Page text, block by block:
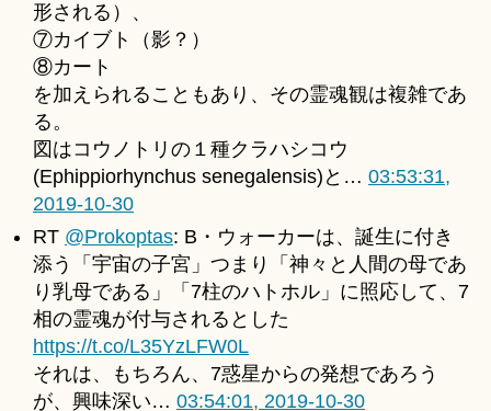
形される）、
⑦カイブト（影？）
⑧カート
を加えられることもあり、その霊魂観は複雑であ
る。
図はコウノトリの１種クラハシコウ
(Ephippiorhynchus senegalensis)と… 03:53:31,
2019-10-30
RT @Prokoptas: B・ウォーカーは、誕生に付き
添う「宇宙の子宮」つまり「神々と人間の母であ
り乳母である」「7柱のハトホル」に照応して、7
相の霊魂が付与されるとした
https://t.co/L35YzLFW0L
それは、もちろん、7惑星からの発想であろう
が、興味深い… 03:54:01, 2019-10-30